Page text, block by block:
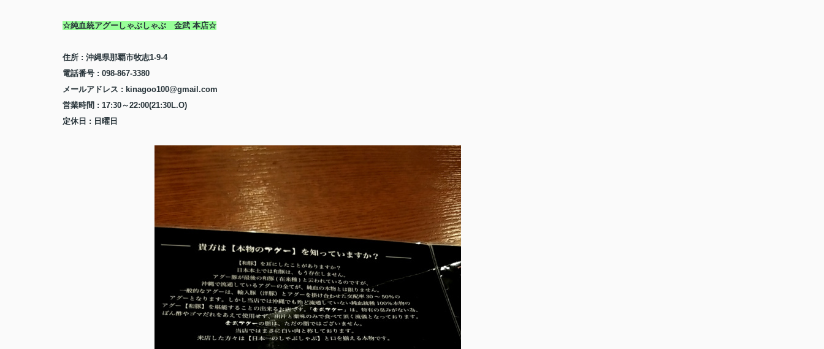
☆純血統アグーしゃぶしゃぶ 金武 本店☆
住所 : 沖縄県那覇市牧志1-9-4
電話番号 : 098-867-3380
メールアドレス : kinagoo100@gmail.com
営業時間 : 17:30～22:00(21:30L.O)
定休日 : 日曜日